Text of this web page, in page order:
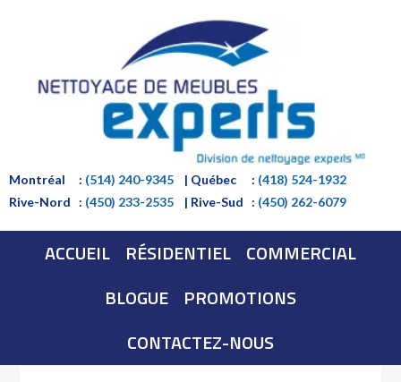
Montréal : (514) 240-9345 | Québec : (418) 524-1932
Rive-Nord
: (450) 233-2535 | Rive-Sud : (450) 262-6079
ACCUEIL RÉSIDENTIEL COMMERCIAL
BLOGUE
PROMOTIONS
CONTACTEZ-NOUS